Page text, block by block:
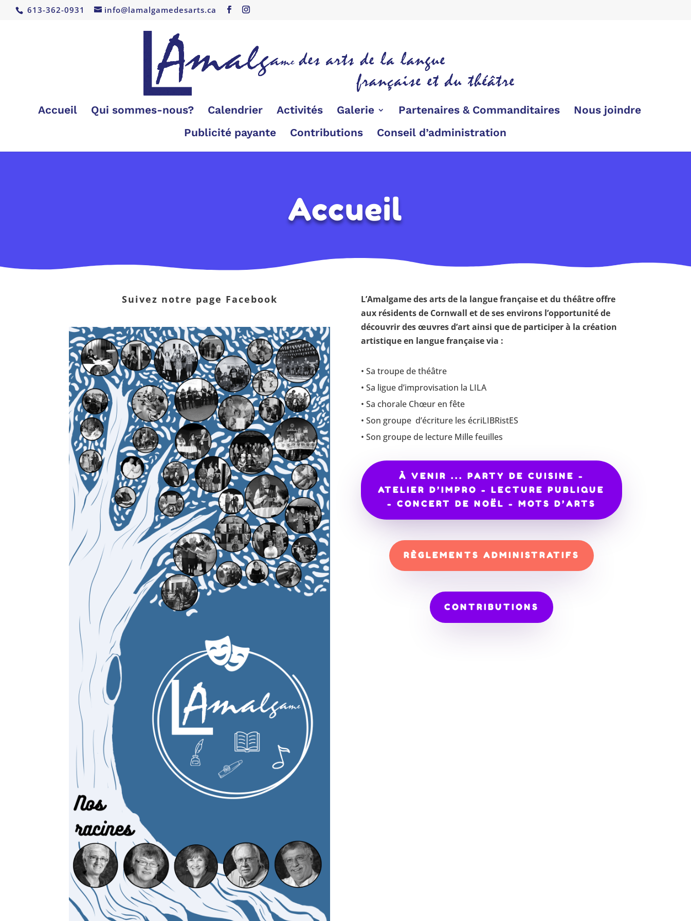
613-362-0931 info@lamalgamedesarts.ca
Accueil Qui sommes-nous? Calendrier Activités Galerie Partenaires & Commanditaires
Nous joindre
Publicité payante
Contributions Conseil d’administration
Accueil
Suivez notre page Facebook
L’Amalgame des arts de la langue française et du théâtre offre
aux résidents de Cornwall et de ses environs l’opportunité de
découvrir des œuvres d’art ainsi que de participer à la création
artistique en langue française via :
• Sa troupe de théâtre
• Sa ligue d’improvisation la LILA
• Sa chorale Chœur en fête
• Son groupe d’écriture les écriLIBRistES
• Son groupe de lecture Mille feuilles
À VENIR ... PARTY DE CUISINE -
ATELIER D’IMPRO - LECTURE PUBLIQUE
- CONCERT DE NOËL - MOTS D’ARTS
RÈGLEMENTS ADMINISTRATIFS
CONTRIBUTIONS